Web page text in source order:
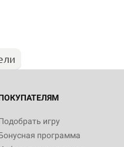
игру
программа